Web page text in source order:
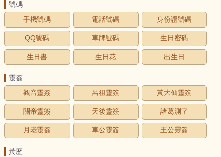
號碼
手機號碼
電話號碼 身份證號碼
QQ號碼 車牌號碼 生日密碼
生日書 生日花 出生日
靈簽
觀音靈簽
呂祖靈簽 黃大仙靈簽
關帝靈簽 天後靈簽 諸葛測字
月老靈簽 車公靈簽 王公靈簽
黃歷